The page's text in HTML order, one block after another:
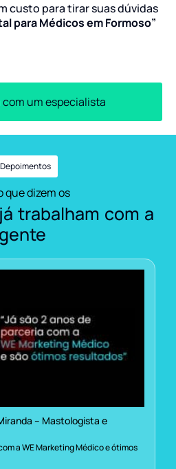
custo para tirar suas dúvidas
para Médicos em Formoso”
com um especialista
Depoimentos
que dizem os
trabalham com a
gente
– Mastologista e
a WE Marketing Médico e ótimos